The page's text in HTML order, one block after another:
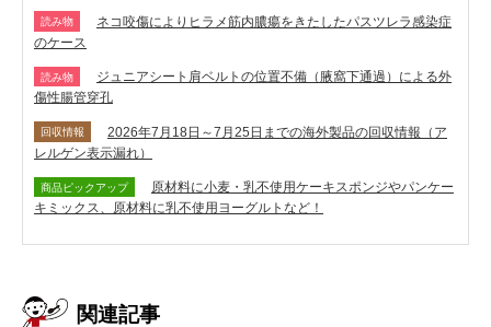
読み物
ネコ咬傷によりヒラメ筋内膿瘍をきたしたパスツレラ感染症
のケース
読み物
ジュニアシート肩ベルトの位置不備（腋窩下通過）による外
傷性腸管穿孔
回収情報
2026年7月18日～7月25日までの海外製品の回収情報（ア
レルゲン表示漏れ）
商品ピックアップ
原材料に小麦・乳不使用ケーキスポンジやパンケー
キミックス、原材料に乳不使用ヨーグルトなど！
関連記事